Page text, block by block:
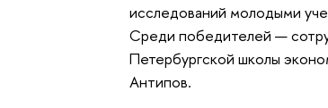
исследований молодыми
Среди победителей —
Петербургской школы
Антипов.